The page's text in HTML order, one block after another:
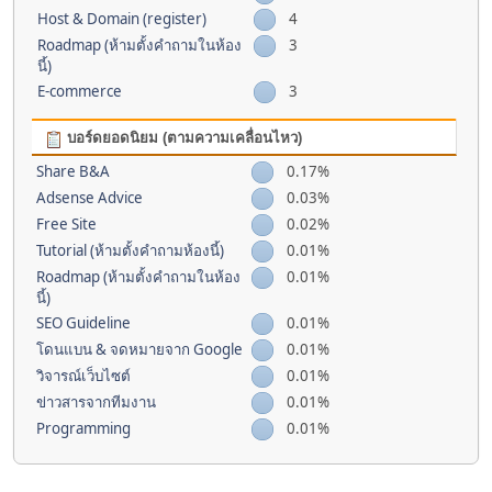
Host & Domain (register)
4
Roadmap (ห้ามตั้งคำถามในห้อง
นี้)
3
E-commerce 3
บอร์ดยอดนิยม (ตามความเคลื่อนไหว)
Share B&A
0.17%
Adsense Advice
0.03%
Free Site
0.02%
Tutorial (ห้ามตั้งคำถามห้องนี้)
0.01%
Roadmap (ห้ามตั้งคำถามในห้อง
นี้)
0.01%
SEO Guideline
0.01%
โดนแบน & จดหมายจาก Google
0.01%
วิจารณ์เว็บไซต์
0.01%
ข่าวสารจากทีมงาน
0.01%
Programming
0.01%